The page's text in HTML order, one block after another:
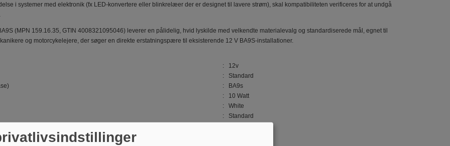
i systemer med elektronik (fx LED-konvertere eller blinkrelæer der er designet til lavere strøm), skal kompatibiliteten verificeres for at undgå
(MPN 159.16.35, GTIN 4008321095046) leverer en pålidelig, hvid lyskilde med velkendte materialevalg og standardiserede mål, egnet til
og motorcykelejere, der søger en direkte erstatningspære til eksisterende 12 V BA9S-installationer.
: 12v
: Standard
: BA9s
: 10 Watt
: White
: Standard